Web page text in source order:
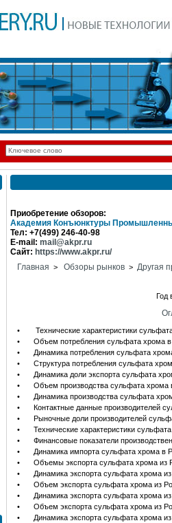
Приобретение обзоров:
Академия Конъюнктуры
Тел: +7(499) 246-40-98
E-mail: mail@akpr.ru
Сайт: https://www.akpr.ru/
Главная > Обзоры рынков > Другая
Год
•
Технические характеристики
•
Объем потребления сульфата хрома
•
Динамика потребления сульфата
•
Структура потребления сульфата
•
Динамика доли экспорта сульфата
•
Объем производства сульфата хрома
•
Динамика производства сульфата
•
Контактные данные производителей
•
Рыночные доли производителей
•
Технические характеристики
•
Финансовые показатели
•
Динамика импорта сульфата хрома в
•
Объемы экспорта сульфата хрома из
•
Динамика экспорта сульфата хрома
•
Объем экспорта сульфата хрома из
•
Динамика экспорта сульфата хрома
•
Объем экспорта сульфата хрома из
•
Динамика экспорта сульфата хрома